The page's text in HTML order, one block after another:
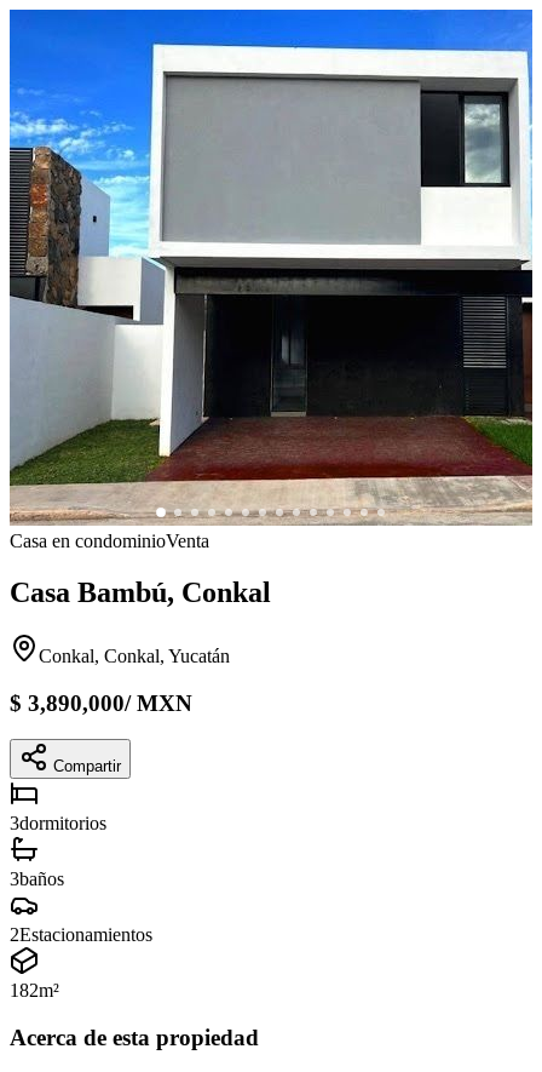
Casa en condominioVenta
Casa Bambú, Conkal
Conkal, Conkal, Yucatán
$ 3,890,000/MXN
Compartir
3dormitorios
3baños
2Estacionamientos
182m²
Acerca de esta propiedad